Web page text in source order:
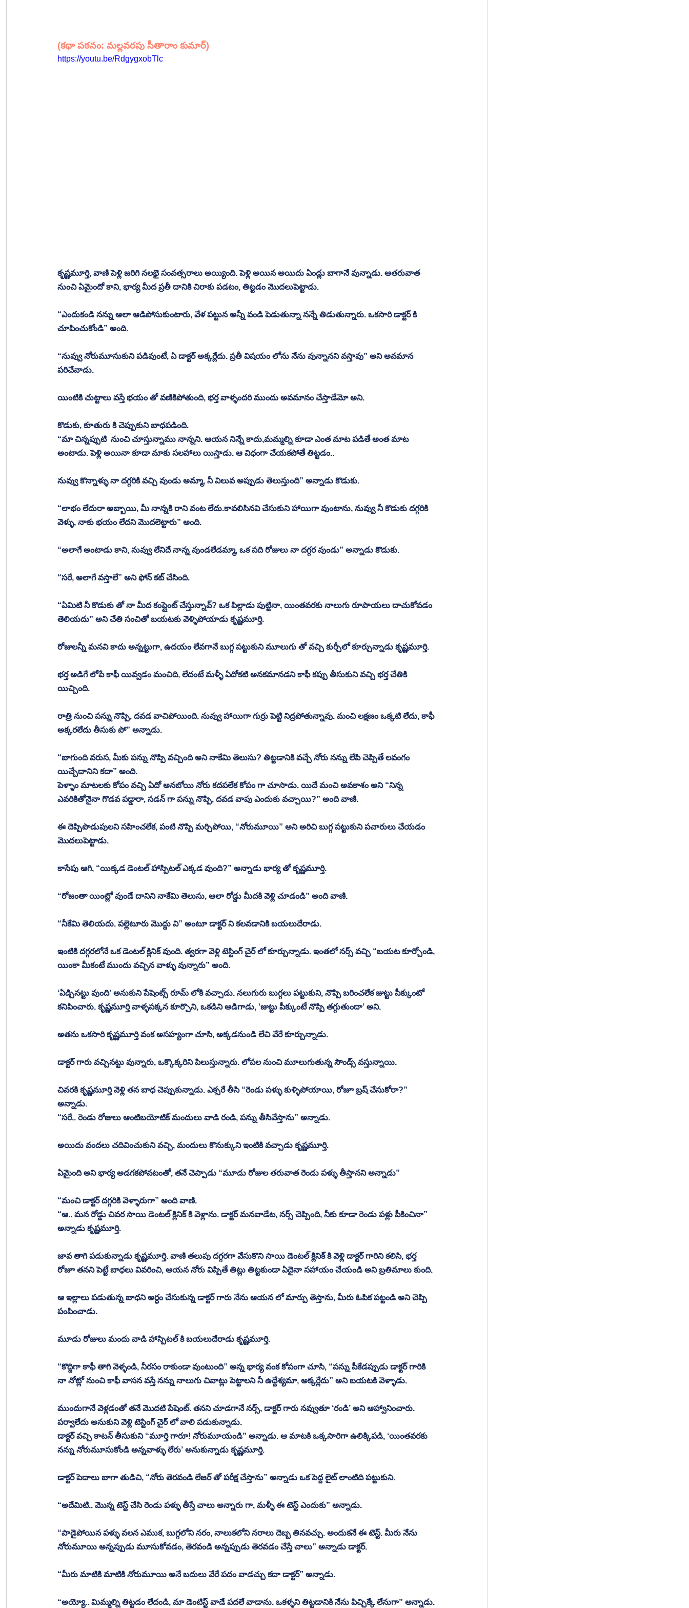
(కథా పఠనం: మల్లవరపు సీతారాం కుమార్)
https://youtu.be/RdgygxobTlc
కృష్ణమూర్తి, వాణి పెళ్లి జరిగి నలభై సంవత్సరాలు అయ్యింది. పెళ్లి అయిన అయిదు ఏండ్లు బాగానే వున్నాడు. ఆతరువాత
నుంచి ఏమైందో కాని, భార్య మీద ప్రతీ దానికి చిరాకు పడటం, తిట్టడం మొదలుపెట్టాడు.
“ఎందుకండి నన్ను ఆలా ఆడిపోసుకుంటారు, వేళ పట్టున అన్నీ వండి పెడుతున్నా నన్నే తిడుతున్నారు. ఒకసారి డాక్టర్ కి
చూపించుకోండి” అంది.
“నువ్వు నోరుమూసుకుని పడివుంటే, ఏ డాక్టర్ అక్కర్లేదు. ప్రతీ విషయం లోను నేను వున్నానని వస్తావు” అని అవమాన
పరిచేవాడు.
యింటికి చుట్టాలు వస్తే భయం తో వణికిపోతుంది, భర్త వాళ్ళందరి ముందు అవమానం చేస్తాడేమో అని.
కొడుకు, కూతురు కి చెప్పుకుని బాధపడింది.
“మా చిన్నప్పుటి  నుంచి చూస్తున్నాము నాన్నని. ఆయన నిన్నే కాదు,మమ్మల్ని కూడా ఎంత మాట పడితే అంత మాట
అంటాడు. పెళ్లి అయినా కూడా మాకు సలహాలు యిస్తాడు. ఆ విధంగా చేయకపోతే తిట్టడం..
నువ్వు కొన్నాళ్ళు నా దగ్గరికి వచ్చి వుండు అమ్మా, నీ విలువ అప్పుడు తెలుస్తుంది” అన్నాడు కొడుకు.
“లాభం లేదురా అబ్బాయి, మీ నాన్నకి రాని వంట లేదు.కావలిసినవి చేసుకుని హాయిగా వుంటాను, నువ్వు నీ కొడుకు దగ్గరికి
వెళ్ళు, నాకు భయం లేదని మొదలెట్టారు” అంది.
“అలాగే అంటాడు కాని, నువ్వు లేనిదే నాన్న వుండలేడమ్మా, ఒక పది రోజులు నా దగ్గర వుండు” అన్నాడు కొడుకు.
“సరే, అలాగే వస్తాలే” అని ఫోన్ కట్ చేసింది.
“ఏమిటి నీ కొడుకు తో నా మీద కంప్లైంట్ చేస్తున్నావ్? ఒక పిల్లాడు పుట్టినా, యింతవరకు నాలుగు రూపాయలు దాచుకోవడం
తెలియదు” అని చేతి సంచితో బయటకు వెళ్ళిపోయాడు కృష్ణమూర్తి.
రోజులన్నీ మనవి కాదు అన్నట్టుగా, ఉదయం లేవగానే బుగ్గ పట్టుకుని మూలుగు తో వచ్చి కుర్చీలో కూర్చున్నాడు కృష్ణమూర్తి.
భర్త అడిగే లోపే కాఫీ యివ్వడం మంచిది, లేదంటే మళ్ళీ ఏదోకటి అనకమానడని కాఫీ కప్పు తీసుకుని వచ్చి భర్త చేతికి
యిచ్చింది.
రాత్రి నుంచి పన్ను నొప్పి, దవడ వాచిపోయింది. నువ్వు హాయిగా గుర్రు పెట్టి నిద్రపోతున్నావు. మంచి లక్షణం ఒక్కటి లేదు, కాఫీ
అక్కరలేదు తీసుకు పో” అన్నాడు.
“బాగుంది వరుస, మీకు పన్ను నొప్పి వచ్చింది అని నాకేమి తెలుసు? తిట్టడానికి వచ్చే నోరు నన్ను లేపి చెప్పితే లవంగం
యిచ్చేదానిని కదా” అంది.
పెళ్ళాం మాటలకు కోపం వచ్చి ఏదో అనబోయి నోరు కదపలేక కోపం గా చూసాడు. యిదే మంచి అవకాశం అని “నిన్న
ఎవరికితోనైనా గొడవ పడ్డారా, సడన్ గా పన్ను నొప్పి, దవడ వాపు ఎందుకు వచ్చాయి?” అంది వాణి.
ఈ దెప్పిపొడుపులని సహించలేక, పంటి నొప్పి మర్చిపోయి, “నోరుమూయి” అని అరిచి బుగ్గ పట్టుకుని పచారులు చేయడం
మొదలుపెట్టాడు.
కాసేపు ఆగి, “యిక్కడ డెంటల్ హాస్పిటల్ ఎక్కడ వుంది?” అన్నాడు భార్య తో కృష్ణమూర్తి.
“రోజంతా యింట్లో వుండే దానిని నాకేమి తెలుసు, ఆలా రోడ్డు మీదకి వెళ్లి చూడండి” అంది వాణి.
“నీకేమి తెలియదు. పల్లెటూరు మొద్దు వి” అంటూ డాక్టర్ ని కలవడానికి బయలుదేరాడు.
ఇంటికి దగ్గరలోనే ఒక డెంటల్ క్లినిక్ వుంది. త్వరగా వెళ్లి టెస్టింగ్ చైర్ లో కూర్చున్నాడు. ఇంతలో నర్స్ వచ్చి “బయట కూర్చోండి,
యింకా మీకంటే ముందు వచ్చిన వాళ్ళు వున్నారు” అంది.
‘ఏడ్చినట్టు వుంది’ అనుకుని పేషెంట్స్ రూమ్ లోకి వచ్చాడు. నలుగురు బుగ్గలు పట్టుకుని, నొప్పి బరించలేక జుట్టు పీక్కుంటో
కనిపించారు. కృష్ణమూర్తి వాళ్ళపక్కన కూర్చొని, ఒకడిని ఆడిగాడు, ‘జుట్టు పీక్కుంటే నొప్పి తగ్గుతుందా’ అని.
అతను ఒకసారి కృష్ణమూర్తి వంక అసహ్యంగా చూసి, అక్కడనుండి లేచి వేరే కూర్చున్నాడు.
డాక్టర్ గారు వచ్చినట్టు వున్నారు, ఒక్కొక్కరిని పిలుస్తున్నారు. లోపల నుంచి మూలుగుతున్న సౌండ్స్ వస్తున్నాయి.
చివరకి కృష్ణమూర్తి వెళ్లి తన బాధ చెప్పుకున్నాడు. ఎక్సరే తీసి “రెండు పళ్ళు కుళ్ళిపోయాయి, రోజూ బ్రష్ చేసుకోరా?”
అన్నాడు.
“సరే.. రెండు రోజులు ఆంటిబయోటిక్ మందులు వాడి రండి, పన్ను తీసివేస్తాను” అన్నాడు.
అయిదు వందలు చదివించుకుని వచ్చి, మందులు కొనుక్కుని ఇంటికి వచ్చాడు కృష్ణమూర్తి.
ఏమైంది అని భార్య అడగకపోవటంతో, తనే చెప్పాడు “మూడు రోజుల తరువాత రెండు పళ్ళు తీస్తానని అన్నాడు”
“మంచి డాక్టర్ దగ్గరికి వెళ్ళారుగా” అంది వాణి.
“ఆ.. మన రోడ్డు చివర సాయి డెంటల్ క్లినిక్ కి వెళ్లాను. డాక్టర్ మనవాడేట, నర్స్ చెప్పింది, నీకు కూడా రెండు పళ్లు పీకించినా”
అన్నాడు కృష్ణమూర్తి.
జావ తాగి పడుకున్నాడు కృష్ణమూర్తి. వాణి తలుపు దగ్గరగా వేసుకొని సాయి డెంటల్ క్లినిక్ కి వెళ్లి డాక్టర్ గారిని కలిసి, భర్త
రోజూ తనని పెట్టే బాధలు వివరించి, ఆయన నోరు విప్పితే తిట్లు తిట్టకుండా ఏదైనా సహాయం చేయండి అని బ్రతిమాలు కుంది.
ఆ ఇల్లాలు పడుతున్న బాధని అర్ధం చేసుకున్న డాక్టర్ గారు నేను ఆయన లో మార్పు తెస్తాను, మీరు ఓపిక పట్టండి అని చెప్పి
పంపించాడు.
మూడు రోజులు మందు వాడి హాస్పిటల్ కి బయలుదేరాడు కృష్ణమూర్తి.
“కొద్దిగా కాఫీ తాగి వెళ్ళండి, నీరసం రాకుండా వుంటుంది” అన్న భార్య వంక కోపంగా చూసి, “పన్ను పీకేడప్పుడు డాక్టర్ గారికి
నా నోట్లో నుంచి కాఫీ వాసన వస్తే నన్ను నాలుగు చివాట్లు పెట్టాలని నీ ఉద్దేశ్యమా, అక్కర్లేదు” అని బయటకి వెళ్ళాడు.
ముందుగానే వెళ్లడంతో తనే మొదటి పేషెంట్. తనని చూడగానే నర్స్, డాక్టర్ గారు నవ్వుతూ ‘రండి’ అని ఆహ్వానించారు.
పర్వాలేదు అనుకుని వెళ్లి టెస్టింగ్ చైర్ లో వాలి పడుకున్నాడు.
డాక్టర్ వచ్చి కాటన్ తీసుకుని “మూర్తి గారూ! నోరుమూయండి” అన్నాడు. ఆ మాటకి ఒక్కసారిగా ఉలిక్కిపడి, ‘యింతవరకు
నన్ను నోరుమూసుకోండి అన్నవాళ్ళు లేరు’ అనుకున్నాడు కృష్ణమూర్తి.
డాక్టర్ పెదాలు బాగా తుడిచి, “నోరు తెరవండి లేజర్ తో పరీక్ష చేస్తాను” అన్నాడు ఒక పెద్ద లైట్ లాంటిది పట్టుకుని.
“అదేమిటి.. మొన్న టెస్ట్ చేసి రెండు పళ్ళు తీస్తే చాలు అన్నారు గా, మళ్ళీ ఈ టెస్ట్ ఎందుకు” అన్నాడు.
“పాడైపోయిన పళ్ళు వలన ఎముక, బుగ్గలోని నరం, నాలుకలోని నరాలు దెబ్బ తినవచ్చు. అందుకనే ఈ టెస్ట్. మీరు నేను
నోరుమూయి అన్నప్పుడు మూసుకోవడం, తెరవండి అన్నప్పుడు తెరవడం చేస్తే చాలు” అన్నాడు డాక్టర్.
“మీరు మాటికి మాటికి నోరుమూయి అనే బదులు వేరే పదం వాడచ్చు కదా డాక్టర్” అన్నాడు.
“అయ్యో.. మిమ్మల్ని తిట్టడం లేదండి, మా డెంటిస్ట్ వాడే పదలే వాడాను. ఒకళ్ళని తిట్టడానికి నేను పిచ్చిక్కే లేనుగా” అన్నాడు.